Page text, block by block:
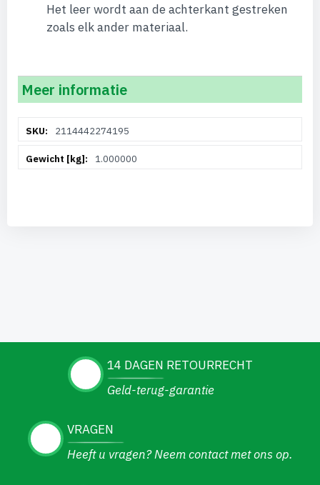
Het leer wordt aan de achterkant gestreken
zoals elk ander materiaal.
Meer informatie
informatie2114442274195
1.000000
14 DAGEN RETOURRECHT
Geld-terug-garantie
VRAGEN
Heeft u vragen? Neem contact met ons op.